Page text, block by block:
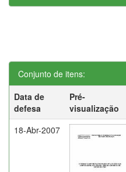
Conjunto de itens:
Data de
defesa
Pré-
visualização
18-Abr-2007